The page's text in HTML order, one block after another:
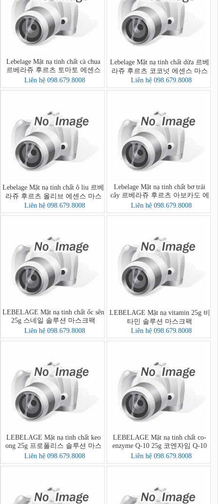
Lebelage Mặt nạ tinh chất cà chua
르베라쥬 후르츠 토마토 에센스
마스크
Liên hệ 098.679.8008
Lebelage Mặt nạ tinh chất dừa 르베
라쥬 후르츠 코코넛 에센스 마스
크
Liên hệ 098.679.8008
Lebelage Mặt nạ tinh chất ô liu 르베
라쥬 후르츠 올리브 에센스 마스
크
Liên hệ 098.679.8008
Lebelage Mặt nạ tinh chất bơ trái
cây 르베라쥬 후르츠 아보카도 에
센스 마스크
Liên hệ 098.679.8008
LEBELAGE Mặt nạ tinh chất ốc sên
25g 스네일 솔루션 마스크팩
Liên hệ 098.679.8008
LEBELAGE Mặt nạ vitamin 25g 비
타민 솔루션 마스크팩
Liên hệ 098.679.8008
LEBELAGE Mặt nạ tinh chất keo
ong 25g 프로폴리스 솔루션 마스
크팩
Liên hệ 098.679.8008
LEBELAGE Mặt nạ tinh chất co-
enzyme Q-10 25g 코엔자임 Q-10
솔루션 마스크팩
Liên hệ 098.679.8008